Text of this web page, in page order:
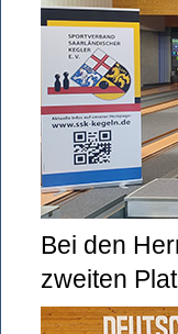
Bei den
zweiten